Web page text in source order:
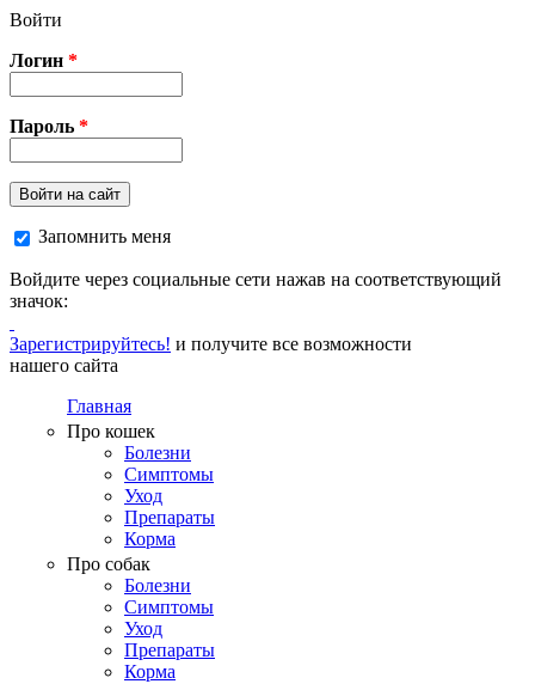
Перейти к основному содержанию
Войти
Логин *
Пароль *
Войти на сайт
Запомнить меня
Войдите через социальные сети нажав на соответствующий
значок:
Зарегистрируйтесь! и получите все возможности
нашего сайта
Главная
Про кошек
Болезни
Симптомы
Уход
Препараты
Корма
Про собак
Болезни
Симптомы
Уход
Препараты
Корма